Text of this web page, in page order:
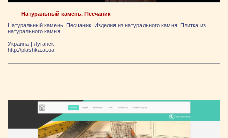
Натуральный камень. Песчаник
Натуральный камень. Песчаник. Изделия из натурального камня. Плитка из
натурального камня.
Украина
Луганск
http://plashka.at.ua